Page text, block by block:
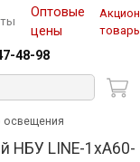
Оптовые
цены
48-98
освещения
НБУ LINE-1хA60-